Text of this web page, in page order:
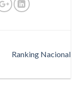
Ranking Nacional